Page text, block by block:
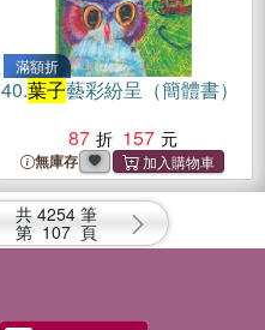
滿額折
40.葉子藝彩紛呈（簡體書）
87
157
無庫存
共 4254 筆
第 107 頁